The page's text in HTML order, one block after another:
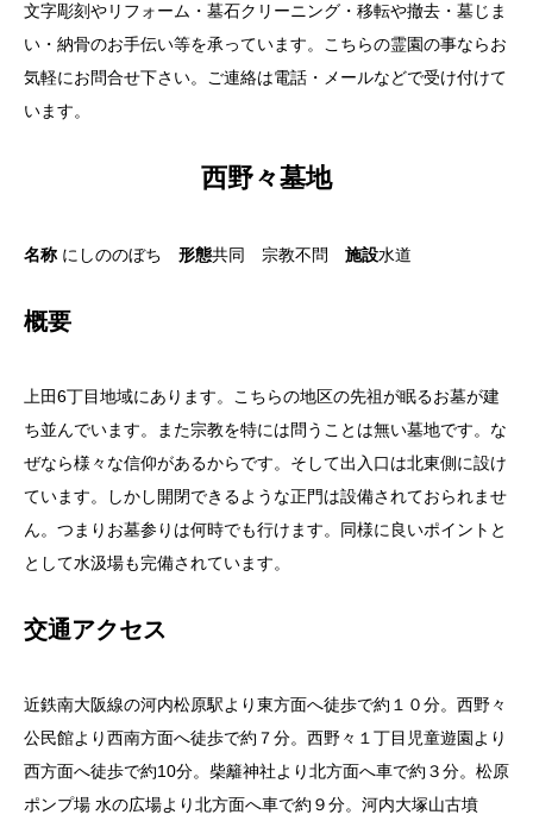
文字彫刻やリフォーム・墓石クリーニング・移転や撤去・墓じま
い・納骨のお手伝い等を承っています。こちらの霊園の事ならお
気軽にお問合せ下さい。ご連絡は電話・メールなどで受け付けて
います。
西野々墓地
名称 にしののぼち 形態共同 宗教不問 施設水道
概要
上田6丁目地域にあります。こちらの地区の先祖が眠るお墓が建
ち並んでいます。また宗教を特には問うことは無い墓地です。な
ぜなら様々な信仰があるからです。そして出入口は北東側に設け
ています。しかし開閉できるような正門は設備されておられませ
ん。つまりお墓参りは何時でも行けます。同様に良いポイントと
として水汲場も完備されています。
交通アクセス
近鉄南大阪線の河内松原駅より東方面へ徒歩で約１０分。西野々
公民館より西南方面へ徒歩で約７分。西野々１丁目児童遊園より
西方面へ徒歩で約10分。柴籬神社より北方面へ車で約３分。松原
ポンプ場 水の広場より北方面へ車で約９分。河内大塚山古墳